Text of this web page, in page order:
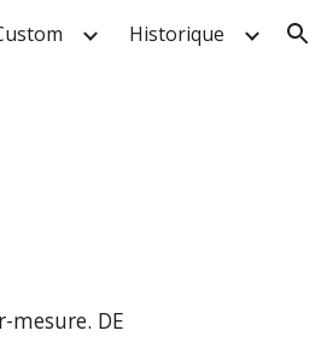
Historique
DE